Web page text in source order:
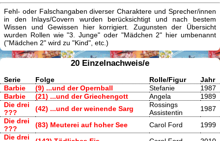
Fehl- oder Falschangaben diverser Charaktere und Sprecher/innen
in den Inlays/Covern wurden berücksichtigt und nach bestem
Wissen und Gewissen hier korrigiert. Zugunsten der Übersicht
wurden Rollen wie "3. Junge" oder "Mädchen 2" hier umbenannt
("Mädchen 2" wird zu "Kind", etc.)
20 Einzelnachweis/e
Serie Folge Rolle/Figur
Jahr
Barbie
(9) ...und der Opernball Stefanie
1987
Barbie
(21) ...und der Griechengott Angela
1989
Die drei
???
(42) ...und der weinende Sarg
Rossings
Assistentin
1987
Die drei
???
(83) Meuterei auf hoher See Carol Ford
1999
Die drei